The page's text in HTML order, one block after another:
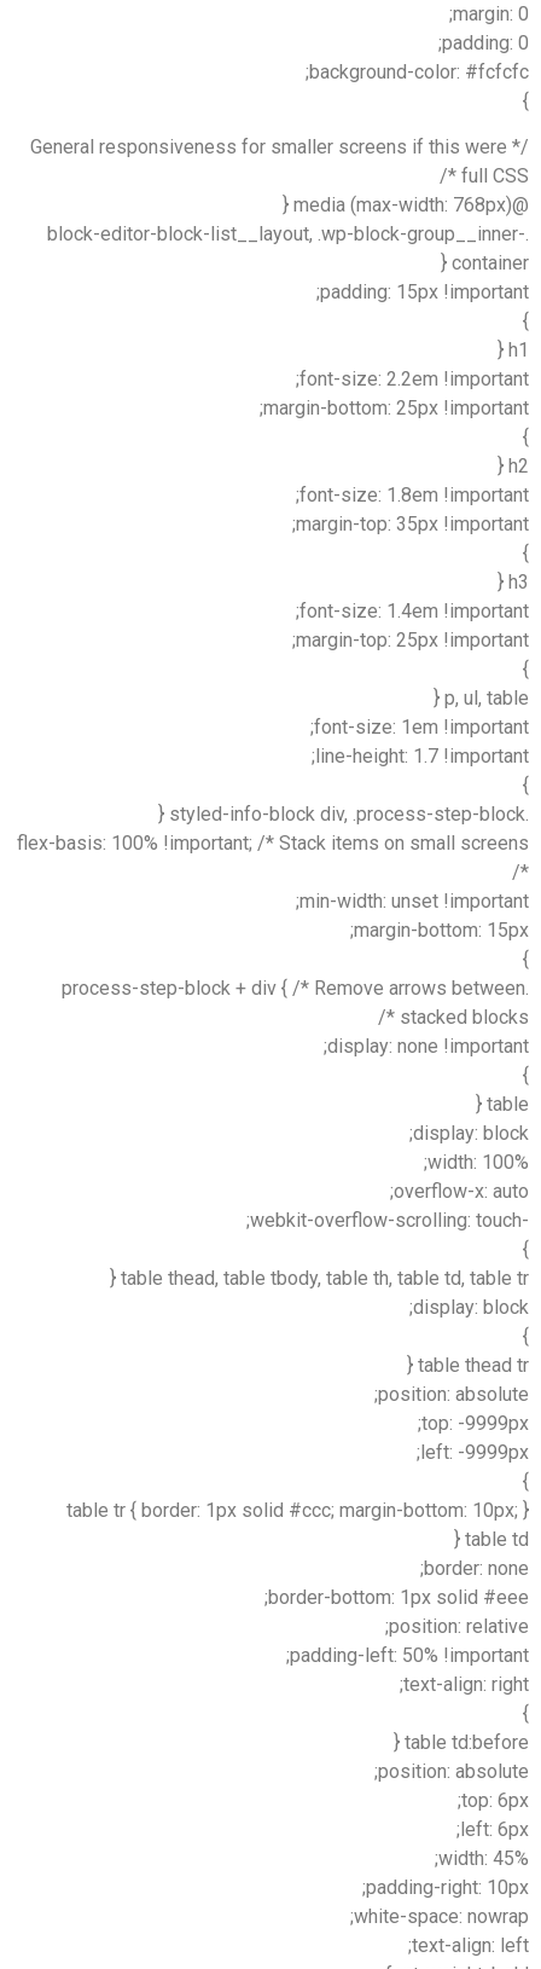
background-color:
/* General responsiveness for smaller screens if this
full
.block-editor-block-list__layout, .wp-block-
padding: 15px
font-size: 2.2em
margin-bottom: 25px
font-size: 1.8em
margin-top: 35px
font-size: 1.4em
margin-top: 25px
p, ul,
font-size: 1em
line-height: 1.7
flex-basis: 100% !important; /* Stack items on small
min-width: unset
margin-bottom:
.process-step-block + div { /* Remove arrows
stacked
display: none
display:
width:
overflow-x:
table thead, table tbody, table th, table td,
display:
table
position:
top: -
left: -
table tr { border: 1px solid #ccc; margin-bottom:
border:
border-bottom: 1px solid
position:
padding-left: 50%
text-align:
table
position:
top:
left:
width:
padding-right:
white-space:
text-align: